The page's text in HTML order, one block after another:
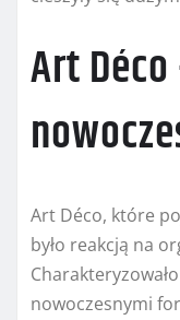
Art
Art Déco, które
było reakcją na
nowoczesnymi